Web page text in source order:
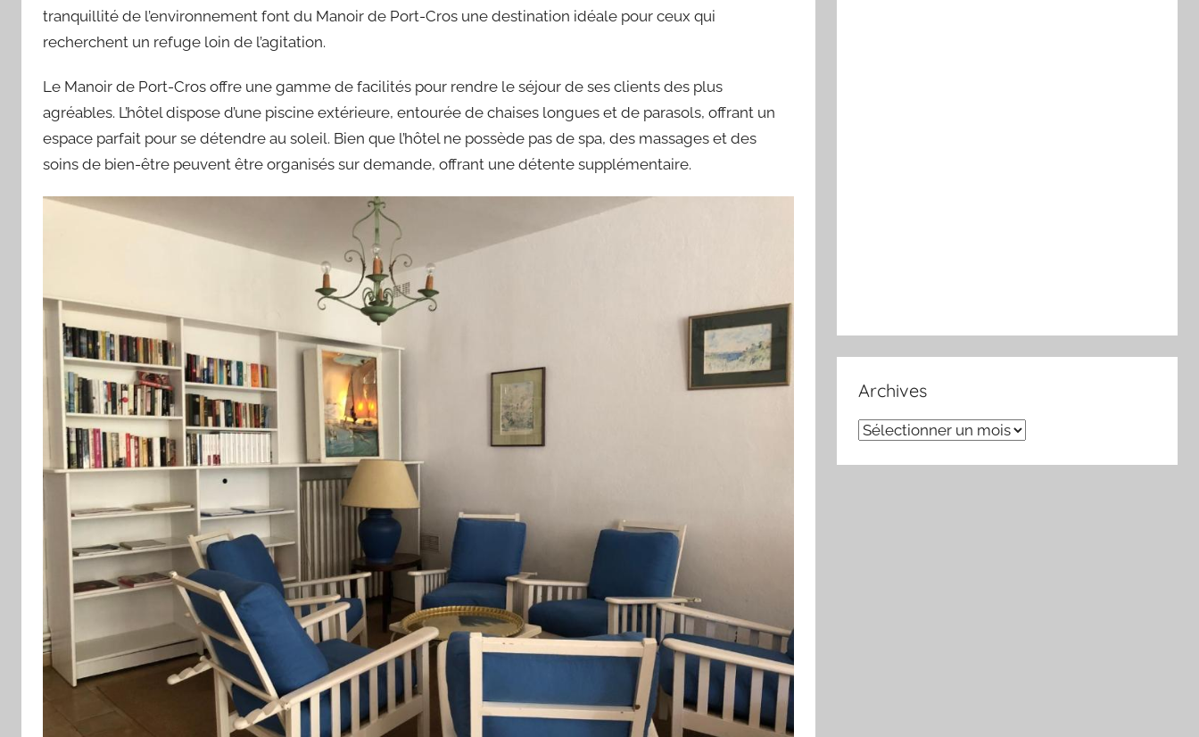
tranquillité de l’environnement font du Manoir de Port-Cros une destination idéale pour ceux qui
recherchent un refuge loin de l’agitation.
Le Manoir de Port-Cros offre une gamme de facilités pour rendre le séjour de ses clients des plus
agréables. L’hôtel dispose d’une piscine extérieure, entourée de chaises longues et de parasols, offrant un
espace parfait pour se détendre au soleil. Bien que l’hôtel ne possède pas de spa, des massages et des
soins de bien-être peuvent être organisés sur demande, offrant une détente supplémentaire.
Archives
Archives